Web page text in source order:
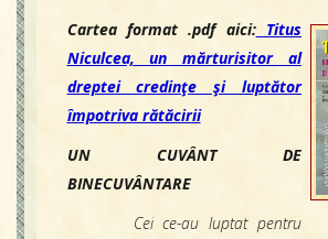
Icoane
Mărgăritare
Calendar
Repere
Cartea format .pdf aici:Titus
Niculcea, un mărturisitor al
dreptei credinţe şi luptător
împotriva rătăcirii
UN CUVÂNT DE
BINECUVÂNTARE
Cei ce-au luptat pentru